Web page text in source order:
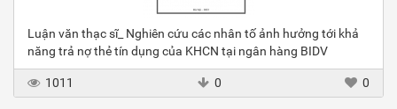
Luận văn thạc sĩ_ Nghiên cứu các nhân tố ảnh hưởng tới khả
năng trả nợ thẻ tín dụng của KHCN tại ngân hàng BIDV
1011 0 0